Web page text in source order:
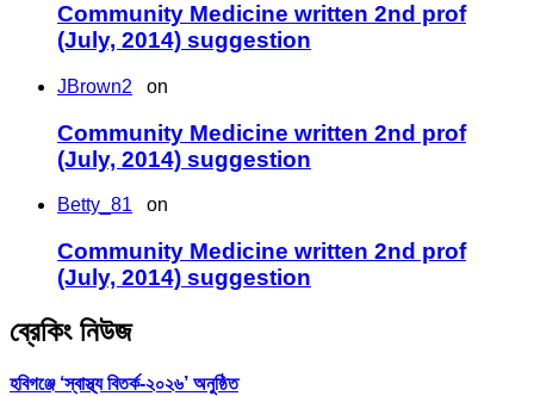
Community Medicine written 2nd prof
(July, 2014) suggestion
JBrown2 on
Community Medicine written 2nd prof
(July, 2014) suggestion
Betty_81 on
Community Medicine written 2nd prof
(July, 2014) suggestion
ব্রেকিং নিউজ
হবিগঞ্জে ‘স্বাস্থ্য বিতর্ক-২০২৬’ অনুষ্ঠিত